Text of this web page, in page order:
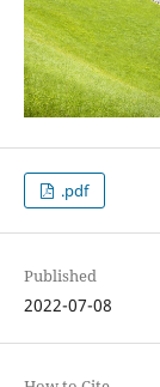
.pdf
Published
2022-07-08